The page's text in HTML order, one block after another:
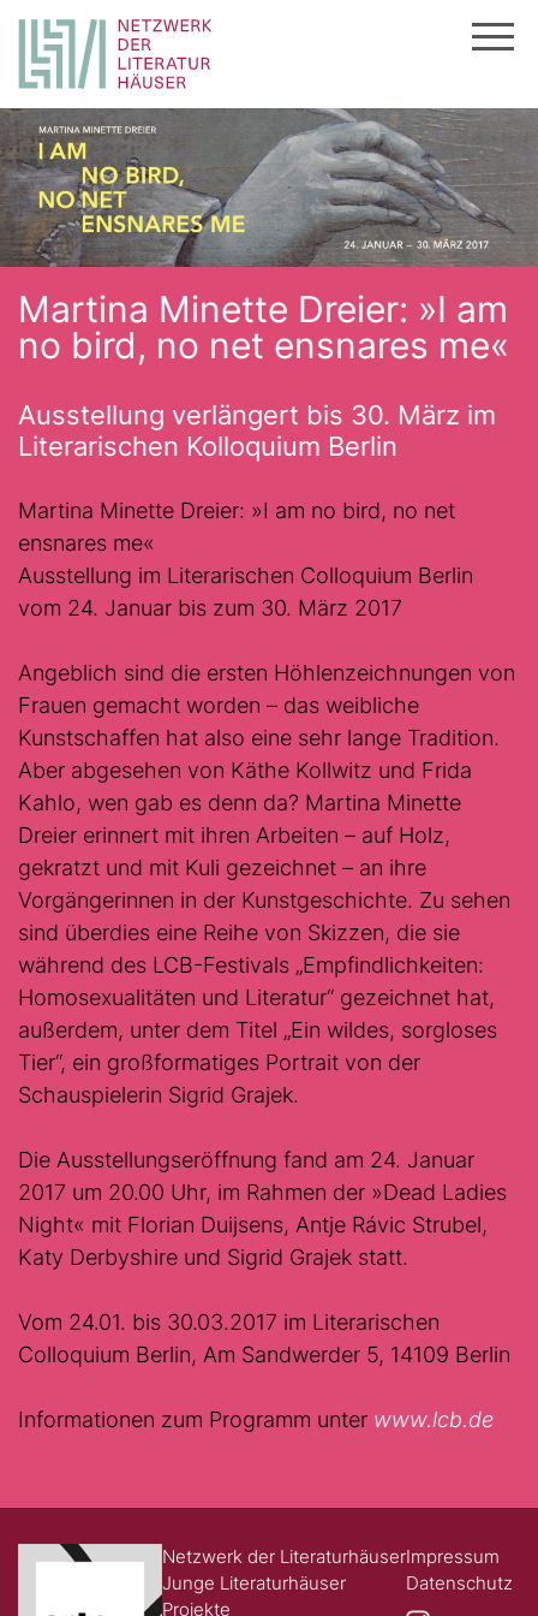
Zum
Inhalt
springen
Martina Minette Dreier: »I am
no bird, no net ensnares me«
Ausstellung verlängert bis 30. März im
Literarischen Kolloquium Berlin
Martina Minette Dreier: »I am no bird, no net
ensnares me«
Ausstellung im Literarischen Colloquium Berlin
vom 24. Januar bis zum 30. März 2017
Angeblich sind die ersten Höhlenzeichnungen von
Frauen gemacht worden – das weibliche
Kunstschaffen hat also eine sehr lange Tradition.
Aber abgesehen von Käthe Kollwitz und Frida
Kahlo, wen gab es denn da? Martina Minette
Dreier erinnert mit ihren Arbeiten – auf Holz,
gekratzt und mit Kuli gezeichnet – an ihre
Vorgängerinnen in der Kunstgeschichte. Zu sehen
sind überdies eine Reihe von Skizzen, die sie
während des LCB-Festivals „Empfindlichkeiten:
Homosexualitäten und Literatur“ gezeichnet hat,
außerdem, unter dem Titel „Ein wildes, sorgloses
Tier“, ein großformatiges Portrait von der
Schauspielerin Sigrid Grajek.
Die Ausstellungseröffnung fand am 24. Januar
2017 um 20.00 Uhr, im Rahmen der »Dead Ladies
Night« mit Florian Duijsens, Antje Rávic Strubel,
Katy Derbyshire und Sigrid Grajek statt.
Vom 24.01. bis 30.03.2017 im Literarischen
Colloquium Berlin, Am Sandwerder 5, 14109 Berlin
Informationen zum Programm unter www.lcb.de
Netzwerk der Literaturhäuser
Junge Literaturhäuser
Projekte
Impressum
Datenschutz